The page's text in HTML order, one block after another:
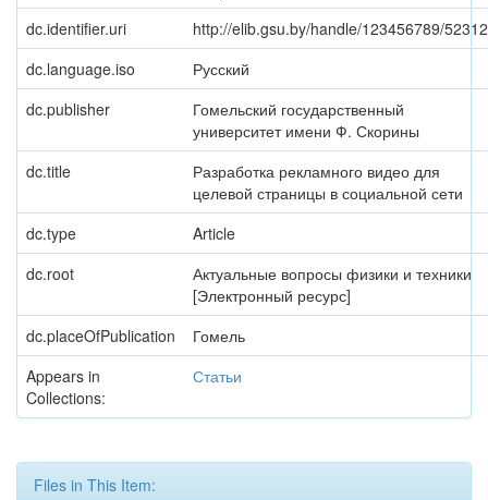
dc.identifier.uri
http://elib.gsu.by/handle/123456789/52312
dc.language.iso
Русский
dc.publisher
Гомельский государственный
университет имени Ф. Скорины
dc.title
Разработка рекламного видео для
целевой страницы в социальной сети
dc.type
Article
dc.root
Актуальные вопросы физики и техники
[Электронный ресурс]
dc.placeOfPublication
Гомель
Appears in
Collections:
Статьи
Files in This Item: